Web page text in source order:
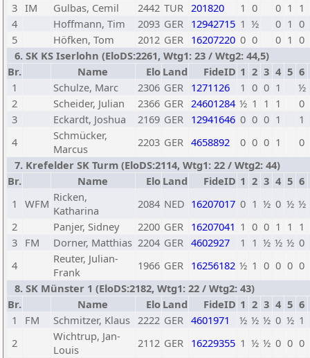
3 IM Gulbas, Cemil 2442 TUR 201820 1 0 0 1 1
4
Hoffmann, Tim 2093 GER 12942715 1 ½ 0 1 0
5
Höfken, Tom 2012 GER 16207220 0 0 0 1 0
6. SK KS Iserlohn (EloDS:2261, Wtg1: 23 / Wtg2: 44,5)
Br.
Name Elo Land FideID 1 2 3 4 5 6
1
Schulze, Marc 2306 GER 1271126 1 0 0 1
½
2
Scheider, Julian 2366 GER 24601284 ½ 1 1 1
0
3
Eckardt, Joshua 2169 GER 12941646 0 0 0 1
1
4
Schmücker,
Marcus
2203 GER 4658892 0 0 0 1
0
7. Krefelder SK Turm (EloDS:2114, Wtg1: 22 / Wtg2: 44)
Br.
Name Elo Land FideID 1 2 3 4 5 6
1
WFM Ricken,
Katharina
2084 NED 16207017 0 1 ½ 0 ½ ½
2
Panjer, Sidney 2200 GER 16207041 1 0 0 1 1 1
3 FM Dorner, Matthias 2204 GER 4602927 1 1 ½ ½ ½ 0
4
Reuter, Julian-
Frank
1966 GER 16256182 ½ 1 0 0 0 0
8. SK Münster 1 (EloDS:2182, Wtg1: 22 / Wtg2: 43)
Br.
Name Elo Land FideID 1 2 3 4 5 6
1
FM Schmitzer, Klaus 2222 GER 4601971 ½ ½ ½ 0 ½ 1
2
Wichtrup, Jan-
Louis
2112 GER 16229355 1 ½ ½ 0 0 0